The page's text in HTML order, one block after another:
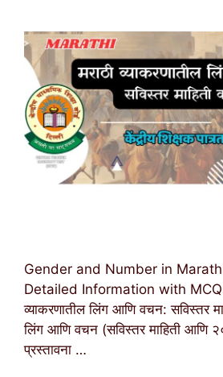
Gender and Number in
Detailed Information with MCQs
व्याकरणातील लिंग आणि वचन: सविस्तर
लिंग आणि वचन (सविस्तर माहिती आणि
प्रस्तावना …